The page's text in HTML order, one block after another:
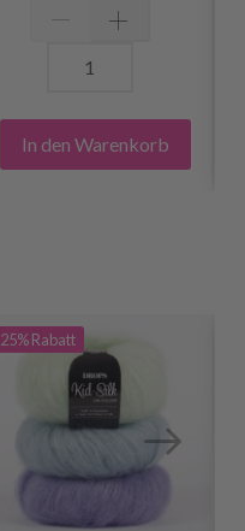
In den Warenkorb
25%Rabatt